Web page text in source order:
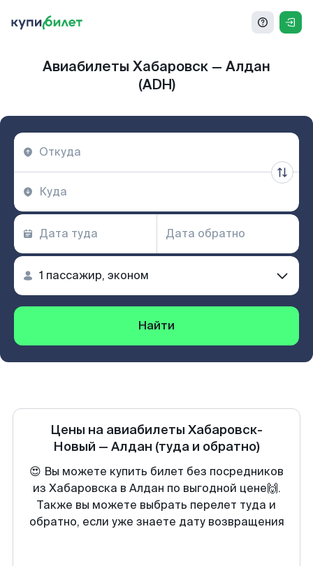
Авиабилеты Хабаровск — Алдан
(ADH)
Найти
Цены на авиабилеты Хабаровск-
Новый — Алдан (туда и обратно)
😍 Вы можете купить билет без посредников
из Хабаровска в Алдан по выгодной цене🙌.
Также вы можете выбрать перелет туда и
обратно, если уже знаете дату возвращения